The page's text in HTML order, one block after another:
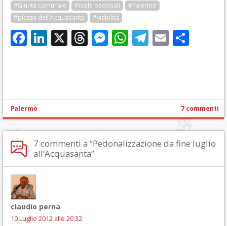
#Giunta comunale
#isole pedonali
#Palermo
#piazza dell'Acquasanta
#viabilità
Facebook
LinkedIn
X Threads
Messenger
WhatsApp
Telegram
Email
Palermo 7 commenti
7 commenti a “Pedonalizzazione da fine luglio
all’Acquasanta”
claudio perna
10 Luglio 2012 alle 20:32